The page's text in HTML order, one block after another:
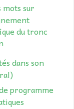
mots sur
du tronc
dans son
programme